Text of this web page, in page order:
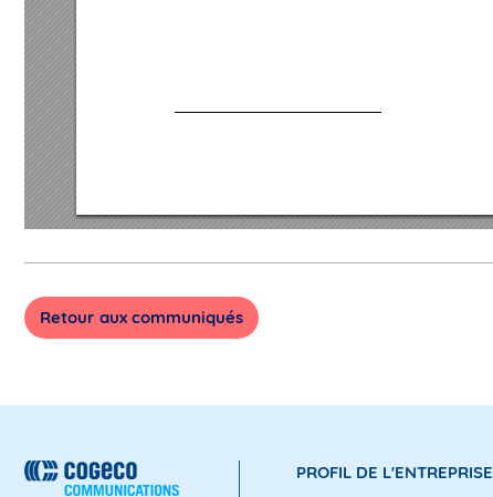
Retour aux communiqués
PROFIL DE L'ENTREPRISE